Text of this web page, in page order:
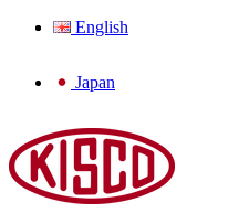
English
Japan